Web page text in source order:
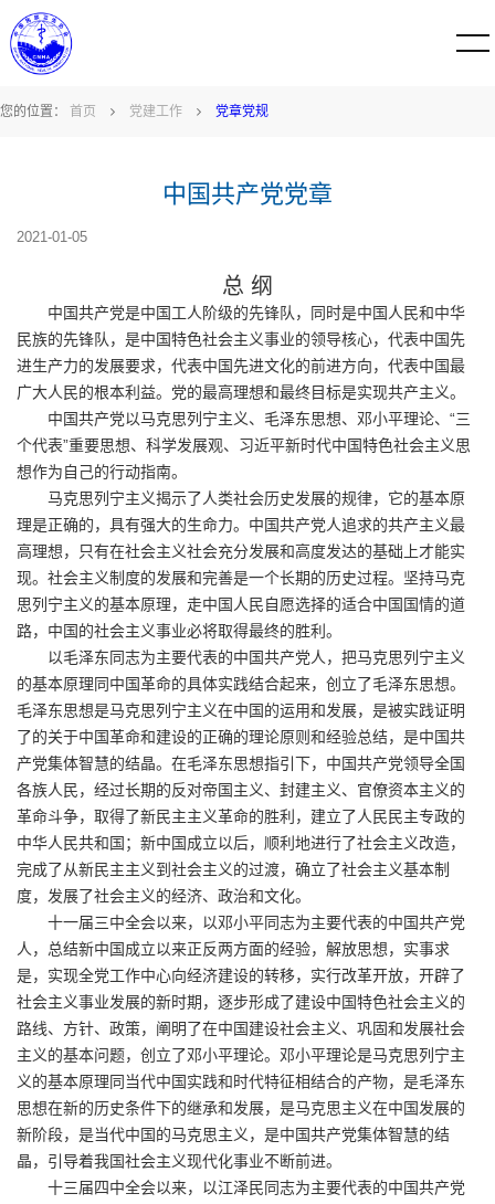
您的位置： 首页 党建工作 党章党规
中国共产党党章
2021-01-05
总 纲
中国共产党是中国工人阶级的先锋队，同时是中国人民和中华
民族的先锋队，是中国特色社会主义事业的领导核心，代表中国先
进生产力的发展要求，代表中国先进文化的前进方向，代表中国最
广大人民的根本利益。党的最高理想和最终目标是实现共产主义。
中国共产党以马克思列宁主义、毛泽东思想、邓小平理论、“三
个代表”重要思想、科学发展观、习近平新时代中国特色社会主义思
想作为自己的行动指南。
马克思列宁主义揭示了人类社会历史发展的规律，它的基本原
理是正确的，具有强大的生命力。中国共产党人追求的共产主义最
高理想，只有在社会主义社会充分发展和高度发达的基础上才能实
现。社会主义制度的发展和完善是一个长期的历史过程。坚持马克
思列宁主义的基本原理，走中国人民自愿选择的适合中国国情的道
路，中国的社会主义事业必将取得最终的胜利。
以毛泽东同志为主要代表的中国共产党人，把马克思列宁主义
的基本原理同中国革命的具体实践结合起来，创立了毛泽东思想。
毛泽东思想是马克思列宁主义在中国的运用和发展，是被实践证明
了的关于中国革命和建设的正确的理论原则和经验总结，是中国共
产党集体智慧的结晶。在毛泽东思想指引下，中国共产党领导全国
各族人民，经过长期的反对帝国主义、封建主义、官僚资本主义的
革命斗争，取得了新民主主义革命的胜利，建立了人民民主专政的
中华人民共和国；新中国成立以后，顺利地进行了社会主义改造，
完成了从新民主主义到社会主义的过渡，确立了社会主义基本制
度，发展了社会主义的经济、政治和文化。
十一届三中全会以来，以邓小平同志为主要代表的中国共产党
人，总结新中国成立以来正反两方面的经验，解放思想，实事求
是，实现全党工作中心向经济建设的转移，实行改革开放，开辟了
社会主义事业发展的新时期，逐步形成了建设中国特色社会主义的
路线、方针、政策，阐明了在中国建设社会主义、巩固和发展社会
主义的基本问题，创立了邓小平理论。邓小平理论是马克思列宁主
义的基本原理同当代中国实践和时代特征相结合的产物，是毛泽东
思想在新的历史条件下的继承和发展，是马克思主义在中国发展的
新阶段，是当代中国的马克思主义，是中国共产党集体智慧的结
晶，引导着我国社会主义现代化事业不断前进。
十三届四中全会以来，以江泽民同志为主要代表的中国共产党